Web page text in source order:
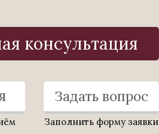
консультация
Задать вопрос
Заполнить форму заявки